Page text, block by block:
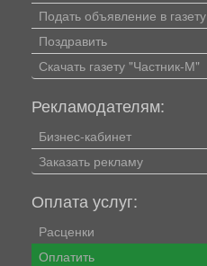
Подать объявление в газету
Поздравить
Скачать газету "Частник-М"
Рекламодателям:
Бизнес-кабинет
Заказать рекламу
Оплата услуг:
Расценки
Оплатить